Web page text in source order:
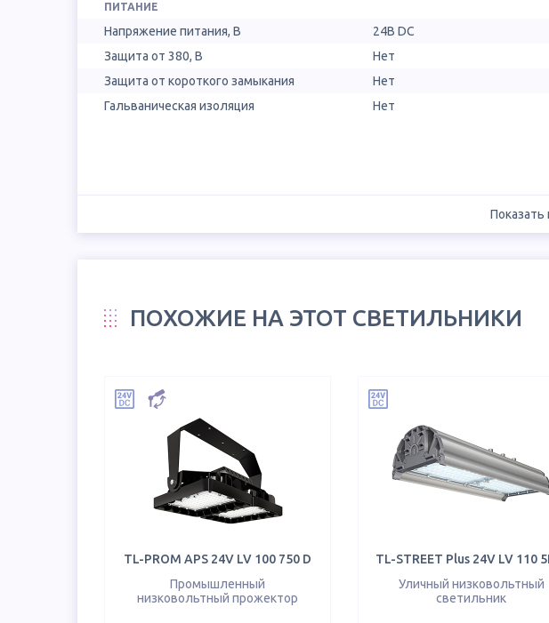
ПИТАНИЕ
Напряжение питания, В
24В DC
Защита от 380, В
Нет
Защита от короткого замыкания
Нет
Гальваническая изоляция
Нет
Показать
ПОХОЖИЕ НА ЭТОТ СВЕТИЛЬНИКИ
TL-PROM APS 24V LV 100 750 D
Промышленный
низковольтный прожектор
TL-STREET Plus 24V LV 110
Уличный низковольтный
светильник